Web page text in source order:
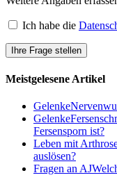
Ich habe die
Meistgelesene Artikel
Gelenke
Gelenke
Fersensporn ist?
Leben mit
auslösen?
Fragen an AJ